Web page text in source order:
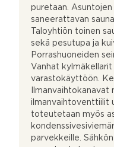
puretaan.
saneerattavan
Taloyhtiön toinen
sekä pesutupa ja
Porrashuoneiden
Vanhat
varastokäyttöön.
Ilmanvaihtokanavat
ilmanvaihtoventtiilit
toteutetaan myös
parvekkeille.